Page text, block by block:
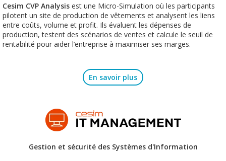
Cesim CVP Analysis est une Micro-Simulation où les participants
pilotent un site de production de vêtements et analysent les liens
entre coûts, volume et profit. Ils évaluent les dépenses de
production, testent des scénarios de ventes et calcule le seuil de
rentabilité pour aider l’entreprise à maximiser ses marges.
En savoir plus
Gestion et sécurité des Systèmes d'Information